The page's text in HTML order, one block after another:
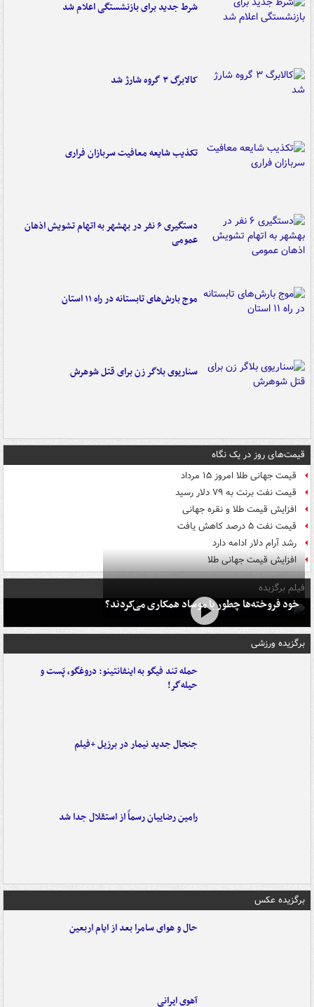
شرط جدید برای بازنشستگی اعلام شد
کالابرگ ۳ گروه شارژ شد
تکذیب شایعه معافیت سربازان فراری
دستگیری ۶ نفر در بهشهر به اتهام تشویش اذهان
عمومی
موج بارش‌های تابستانه در راه ۱۱ استان
سناریوی بلاگر زن برای قتل شوهرش
قیمت‌های روز در یک نگاه
قیمت جهانی طلا امروز ۱۵ مرداد
قیمت نفت برنت به ۷۹ دلار رسید
افزایش قیمت طلا و نقره جهانی
قیمت نفت ۵ درصد کاهش یافت
رشد آرام دلار ادامه دارد
افزایش قیمت جهانی طلا
فیلم برگزیده
خود فروخته‌ها چطور با موساد همکاری می‌کردند؟
برگزیده ورزشی
حمله تند فیگو به اینفانتینو: دروغگو، پَست‌ و
حیله‌گر!
جنجال جدید نیمار در برزیل +فیلم
رامین رضاییان رسماً از استقلال جدا شد
برگزیده عکس
حال و هوای سامرا بعد از ایام اربعین
آهوی ایرانی